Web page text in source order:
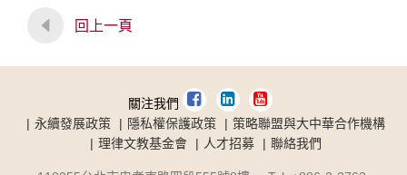
回上一頁
關注我們
永續發展政策
隱私權保護政策
策略聯盟與大中華合作機構
理律文教基金會
人才招募 聯絡我們